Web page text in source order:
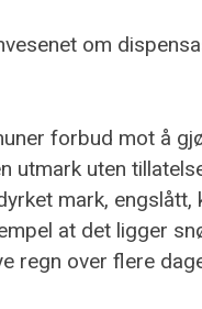
om
forbud mot å
uten
mark,
at det ligger
regn over flere